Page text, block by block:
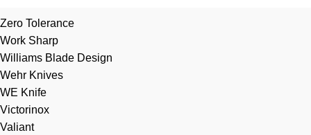
Zero Tolerance
Work Sharp
Williams Blade Design
Wehr Knives
WE Knife
Victorinox
Valiant